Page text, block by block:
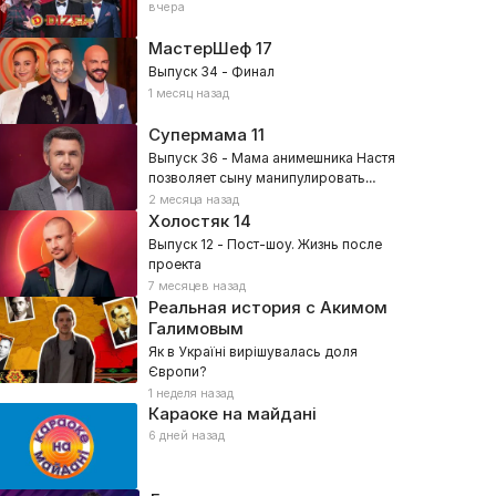
вчера
МастерШеф17
Выпуск 34 - Финал
1 месяц назад
Супермама 11
Выпуск 36 - Мама анимешника Настя
позволяет сыну манипулировать
собой?
2 месяца назад
Холостяк14
Выпуск 12 - Пост-шоу. Жизнь после
проекта
7 месяцев назад
Реальная история с Акимом
Галимовым
Як в Україні вирішувалась доля
Європи?
1 неделя назад
Караоке на майдані
6 дней назад